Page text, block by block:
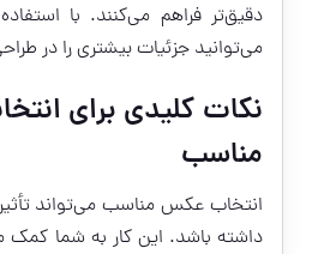
دقیق‌تر فراهم می‌کنند. با استفاده
می‌توانید جزئیات بیشتری را در
نکات کلیدی برای
مناسب
انتخاب عکس مناسب می‌تواند
داشته باشد. این کار به شما کمک